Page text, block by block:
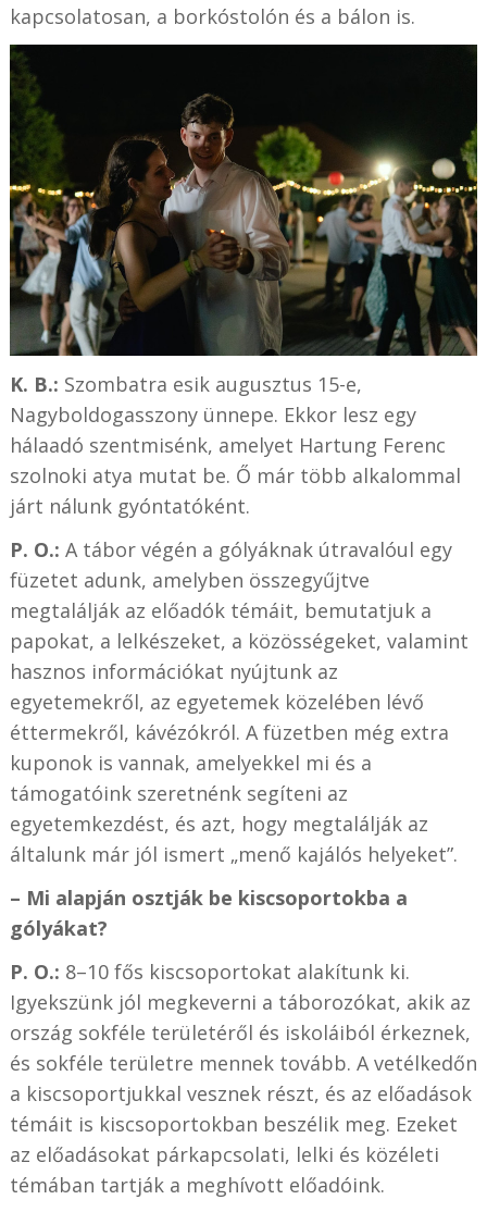
kapcsolatosan, a borkóstolón és a bálon is.
K. B.: Szombatra esik augusztus 15-e,
Nagyboldogasszony ünnepe. Ekkor lesz egy
hálaadó szentmisénk, amelyet Hartung Ferenc
szolnoki atya mutat be. Ő már több alkalommal
járt nálunk gyóntatóként.
P. O.: A tábor végén a gólyáknak útravalóul egy
füzetet adunk, amelyben összegyűjtve
megtalálják az előadók témáit, bemutatjuk a
papokat, a lelkészeket, a közösségeket, valamint
hasznos információkat nyújtunk az
egyetemekről, az egyetemek közelében lévő
éttermekről, kávézókról. A füzetben még extra
kuponok is vannak, amelyekkel mi és a
támogatóink szeretnénk segíteni az
egyetemkezdést, és azt, hogy megtalálják az
általunk már jól ismert „menő kajálós helyeket”.
– Mi alapján osztják be kiscsoportokba a
gólyákat?
P. O.: 8–10 fős kiscsoportokat alakítunk ki.
Igyekszünk jól megkeverni a táborozókat, akik az
ország sokféle területéről és iskoláiból érkeznek,
és sokféle területre mennek tovább. A vetélkedőn
a kiscsoportjukkal vesznek részt, és az előadások
témáit is kiscsoportokban beszélik meg. Ezeket
az előadásokat párkapcsolati, lelki és közéleti
témában tartják a meghívott előadóink.